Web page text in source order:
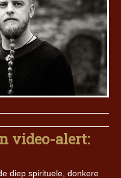
video-alert:
diep spirituele, donkere